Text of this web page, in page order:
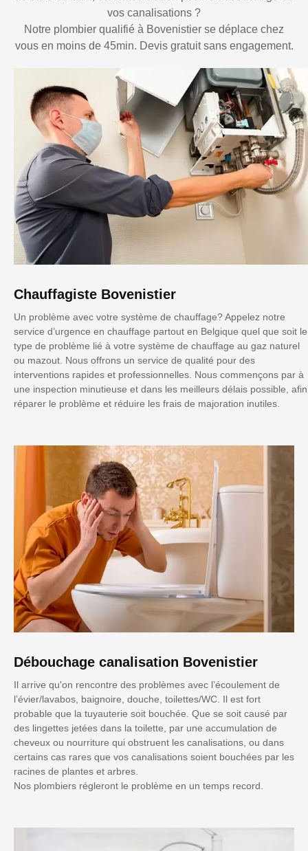
vos canalisations ?
Notre plombier qualifié à Bovenistier se déplace chez
vous en moins de 45min. Devis gratuit sans engagement.
Chauffagiste Bovenistier
Un problème avec votre système de chauffage? Appelez notre
service d’urgence en chauffage partout en Belgique quel que soit le
type de problème lié à votre système de chauffage au gaz naturel
ou mazout. Nous offrons un service de qualité pour des
interventions rapides et professionnelles. Nous commençons par à
une inspection minutieuse et dans les meilleurs délais possible, afin
réparer le problème et réduire les frais de majoration inutiles.
Débouchage canalisation Bovenistier
Il arrive qu'on rencontre des problèmes avec l’écoulement de
l’évier/lavabos, baignoire, douche, toilettes/WC. Il est fort
probable que la tuyauterie soit bouchée. Que se soit causé par
des lingettes jetées dans la toilette, par une accumulation de
cheveux ou nourriture qui obstruent les canalisations, ou dans
certains cas rares que vos canalisations soient bouchées par les
racines de plantes et arbres.
Nos plombiers régleront le problème en un temps record.